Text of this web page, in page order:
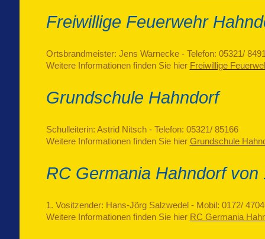
Freiwillige Feuerwehr
Ortsbrandmeister: Jens Warnecke - Telefon: 05321/
Weitere Informationen finden Sie hier Freiwillige
Grundschule Hahndorf
Schulleiterin: Astrid Nitsch - Telefon: 05321/ 85166
Weitere Informationen finden Sie hier Grundschule
RC Germania Hahndorf von
1. Vositzender: Hans-Jörg Salzwedel - Mobil: 0172/
Weitere Informationen finden Sie hier RC Germania